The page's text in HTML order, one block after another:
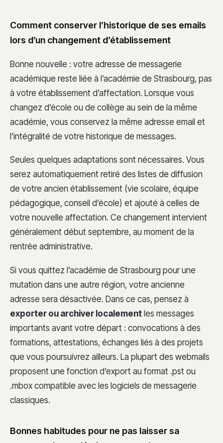
Comment conserver l’historique de ses emails
lors d’un changement d’établissement
Bonne nouvelle : votre adresse de messagerie
académique reste liée à l’académie de Strasbourg, pas
à votre établissement d’affectation. Lorsque vous
changez d’école ou de collège au sein de la même
académie, vous conservez la même adresse email et
l’intégralité de votre historique de messages.
Seules quelques adaptations sont nécessaires. Vous
serez automatiquement retiré des listes de diffusion
de votre ancien établissement (vie scolaire, équipe
pédagogique, conseil d’école) et ajouté à celles de
votre nouvelle affectation. Ce changement intervient
généralement début septembre, au moment de la
rentrée administrative.
Si vous quittez l’académie de Strasbourg pour une
mutation dans une autre région, votre ancienne
adresse sera désactivée. Dans ce cas, pensez à
exporter ou archiver localement les messages
importants avant votre départ : convocations à des
formations, attestations, échanges liés à des projets
que vous poursuivrez ailleurs. La plupart des webmails
proposent une fonction d’export au format .pst ou
.mbox compatible avec les logiciels de messagerie
classiques.
Bonnes habitudes pour ne pas laisser sa